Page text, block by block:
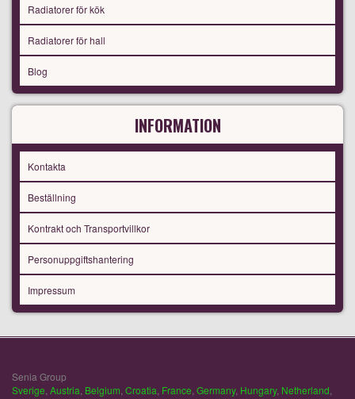
Radiatorer för kök
Radiatorer för hall
Blog
INFORMATION
Kontakta
Beställning
Kontrakt och Transportvillkor
Personuppgiftshantering
Impressum
Senia Group
Sverige Austria Belgium Croatia France Germany, Hungary, Netherland